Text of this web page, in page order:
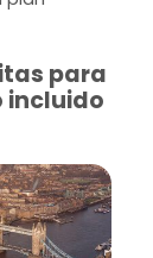
para
incluido